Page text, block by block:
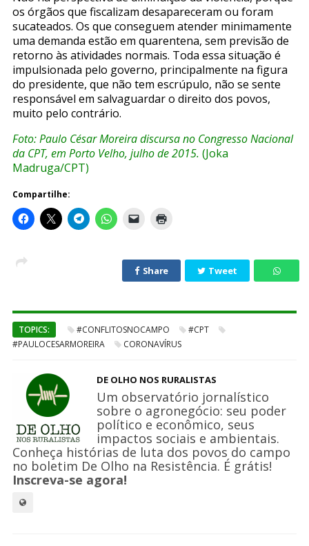
os órgãos que fiscalizam desapareceram ou foram
sucateados. Os que conseguem atender minimamente
uma demanda estão em quarentena, sem previsão de
retorno às atividades normais. Toda essa situação é
impulsionada pelo governo, principalmente na figura
do presidente, que não tem escrúpulo, não se sente
responsável em salvaguardar o direito dos povos,
muito pelo contrário.
Foto: Paulo César Moreira discursa no Congresso Nacional
da CPT, em Porto Velho, julho de 2015. (Joka
Madruga/CPT)
Compartilhe:
Share Tweet
TOPICS: #CONFLITOSNOCAMPO
#CPT
#PAULOCESARMOREIRA
CORONAVÍRUS
DE OLHO NOS RURALISTAS
Um observatório jornalístico
sobre o agronegócio: seu poder
político e econômico, seus
impactos sociais e ambientais.
Conheça histórias de luta dos povos do campo
no boletim De Olho na Resistência. É grátis!
Inscreva-se agora!